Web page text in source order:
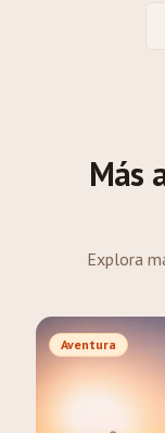
Más
Explora
Aventura